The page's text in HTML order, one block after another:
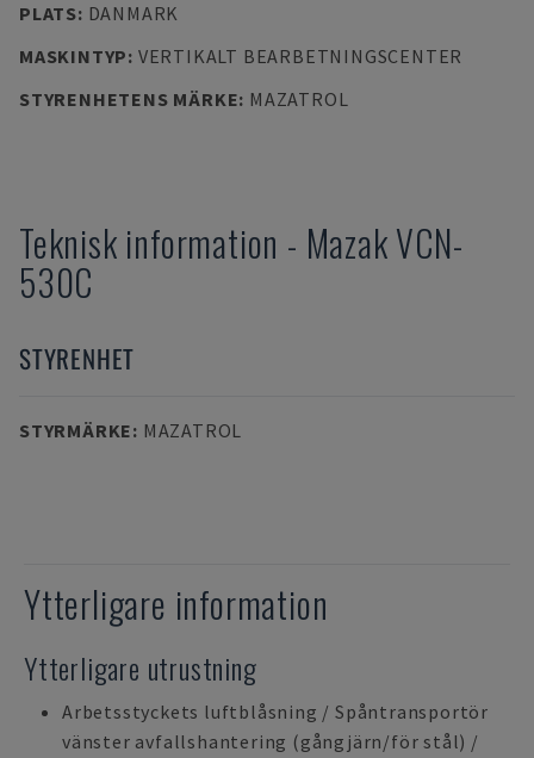
PLATS: DANMARK
MASKINTYP: VERTIKALT BEARBETNINGSCENTER
STYRENHETENS MÄRKE: MAZATROL
Teknisk information - MazakVCN-
530C
STYRENHET
STYRMÄRKE: MAZATROL
Ytterligare information
Ytterligare utrustning
Arbetsstyckets luftblåsning / Spåntransportör
vänster avfallshantering (gångjärn/för stål) /